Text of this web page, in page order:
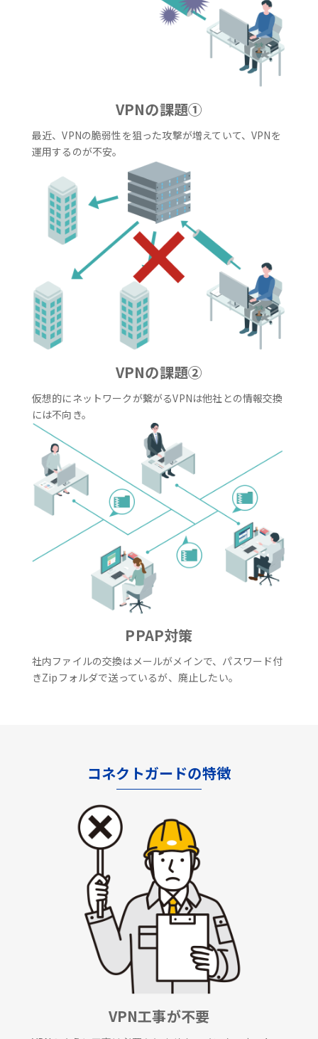
VPNの課題①
最近、VPNの脆弱性を狙った攻撃が増えていて、VPNを
運用するのが不安。
VPNの課題②
仮想的にネットワークが繋がるVPNは他社との情報交換
には不向き。
PPAP対策
社内ファイルの交換はメールがメインで、パスワード付
きZipフォルダで送っているが、廃止したい。
コネクトガードの特徴
VPN工事が不要